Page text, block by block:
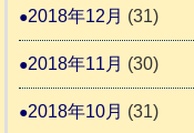
2018年12月 (31)
2018年11月 (30)
2018年10月 (31)